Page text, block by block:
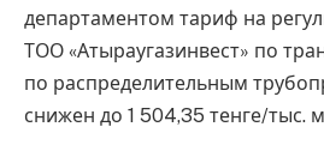
департаментом тариф на
ТОО «Атыраугазинвест» по
по распределительным
снижен до 1 504,35 тенге/тыс.